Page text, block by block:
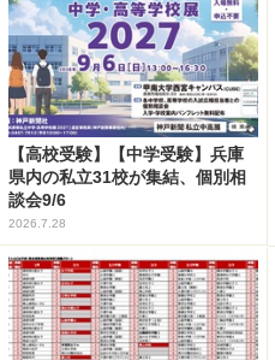
【高校受験】【中学受験】兵庫
県内の私立31校が集結、個別相
談会9/6
2026.7.28